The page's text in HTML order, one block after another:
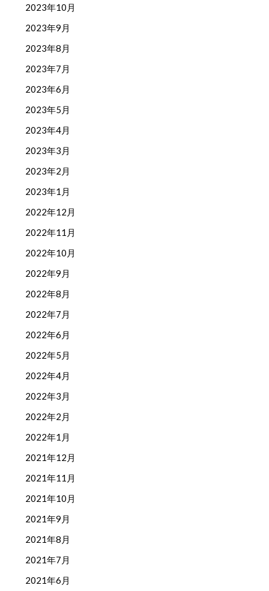
2023年10月
2023年9月
2023年8月
2023年7月
2023年6月
2023年5月
2023年4月
2023年3月
2023年2月
2023年1月
2022年12月
2022年11月
2022年10月
2022年9月
2022年8月
2022年7月
2022年6月
2022年5月
2022年4月
2022年3月
2022年2月
2022年1月
2021年12月
2021年11月
2021年10月
2021年9月
2021年8月
2021年7月
2021年6月